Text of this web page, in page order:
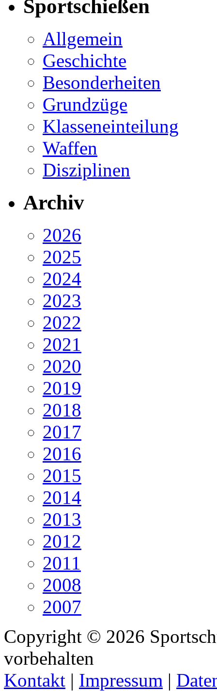
Sportschießen
Allgemein
Geschichte
Besonderheiten
Grundzüge
Klasseneinteilung
Waffen
Disziplinen
Archiv
2026
2025
2024
2023
2022
2021
2020
2019
2018
2017
2016
2015
2014
2013
2012
2011
2008
2007
Copyright © 2026
vorbehalten
Kontakt | Impressum |